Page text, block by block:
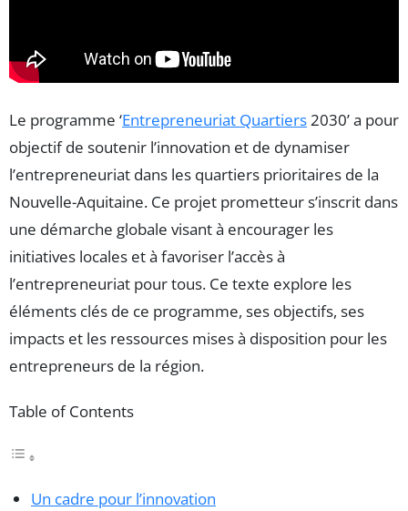
Le programme ‘Entrepreneuriat Quartiers 2030’ a pour
objectif de soutenir l’innovation et de dynamiser
l’entrepreneuriat dans les quartiers prioritaires de la
Nouvelle-Aquitaine. Ce projet prometteur s’inscrit dans
une démarche globale visant à encourager les
initiatives locales et à favoriser l’accès à
l’entrepreneuriat pour tous. Ce texte explore les
éléments clés de ce programme, ses objectifs, ses
impacts et les ressources mises à disposition pour les
entrepreneurs de la région.
Table of Contents
Un cadre pour l’innovation